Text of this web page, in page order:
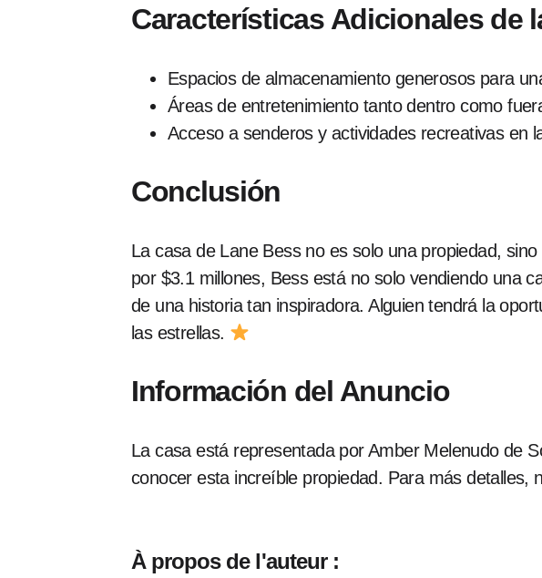
Características Adicionales de
Espacios de almacenamiento generosos para
Áreas de entretenimiento tanto dentro como
Acceso a senderos y actividades recreativas en
Conclusión
La casa de Lane Bess no es solo una propiedad,
por $3.1 millones, Bess está no solo vendiendo una
de una historia tan inspiradora. Alguien tendrá la
las estrellas.
Información del Anuncio
La casa está representada por Amber Melenudo de
conocer esta increíble propiedad. Para más detalles,
À propos de l'auteur :